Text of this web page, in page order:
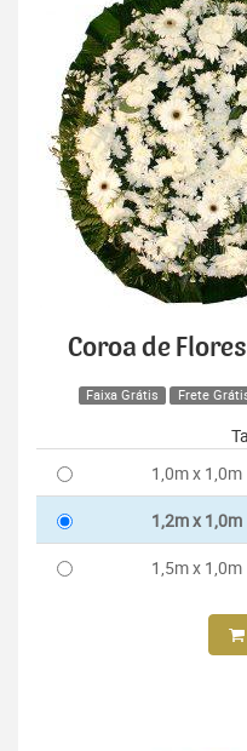
Coroa de
Faixa Grátis Frete
1,0m x 1,0m
1,2m x 1,0m
1,5m x 1,0m